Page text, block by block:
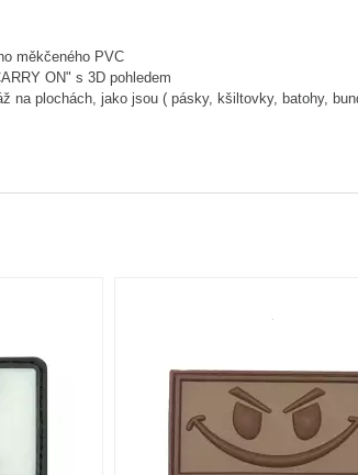
měkčeného PVC
ON" s 3D pohledem
na plochách, jako jsou ( pásky, kšiltovky, batohy,